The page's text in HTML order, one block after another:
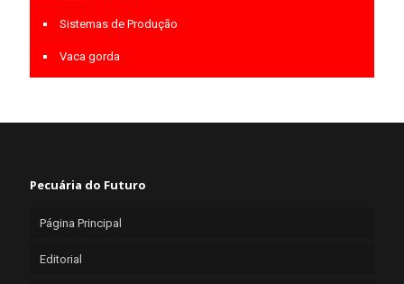
Sistemas de Produção
Vaca gorda
Pecuária do Futuro
Página Principal
Editorial